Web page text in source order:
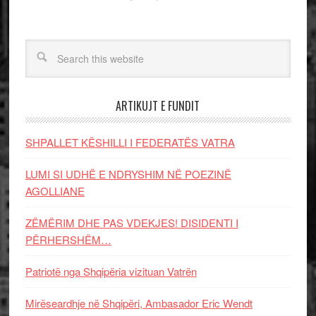
ARTIKUJT E FUNDIT
SHPALLET KËSHILLI I FEDERATËS VATRA
LUMI SI UDHË E NDRYSHIM NË POEZINË
AGOLLIANE
ZËMËRIM DHE PAS VDEKJES! DISIDENTI I
PËRHERSHËM…
Patriotë nga Shqipëria vizituan Vatrën
Mirëseardhje në Shqipëri, Ambasador Eric Wendt